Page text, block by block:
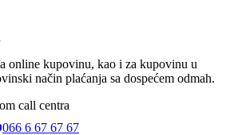
online kupovinu, kao i za kupovinu u
način plaćanja sa dospećem odmah.
call centra
066 6 67 67 67